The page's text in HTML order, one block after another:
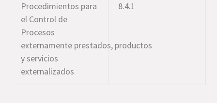
Procedimientos para
el Control de
Procesos
externamente prestados, productos
y servicios
externalizados
8.4.1